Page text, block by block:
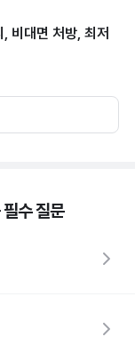
비대면 처방, 최저
수 질문